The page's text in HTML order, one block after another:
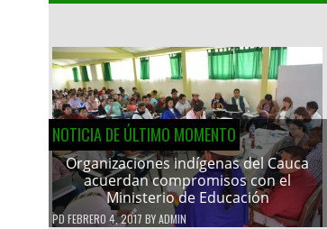
NOTICIA DE ÚLTIMO MOMENTO
Organizaciones indígenas del Cauca
acuerdan compromisos con el
Ministerio de Educación
PD FEBRERO 4, 2017 BYADMIN